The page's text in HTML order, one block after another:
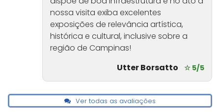
nossa visita exiba excelentes
exposições de relevância artística,
histórica e cultural, inclusive sobre a
região de Campinas!
Utter Borsatto
☆ 5/5
Ver todas as avaliações